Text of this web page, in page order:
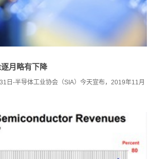
月略有下降
日-半导体工业协会（SIA）今天宣布，2019年11月